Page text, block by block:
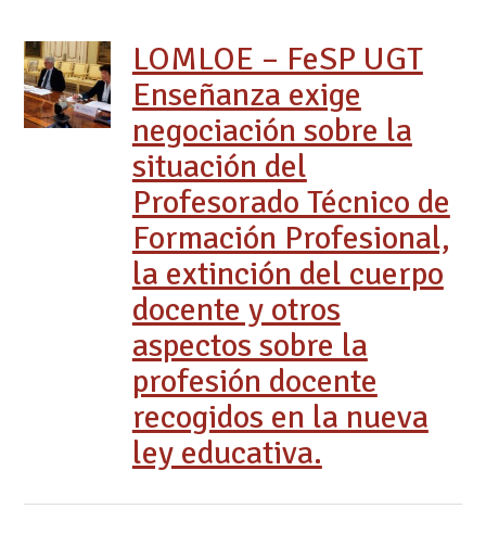
LOMLOE – FeSP UGT
Enseñanza exige
negociación sobre la
situación del
Profesorado Técnico de
Formación Profesional,
la extinción del cuerpo
docente y otros
aspectos sobre la
profesión docente
recogidos en la nueva
ley educativa.